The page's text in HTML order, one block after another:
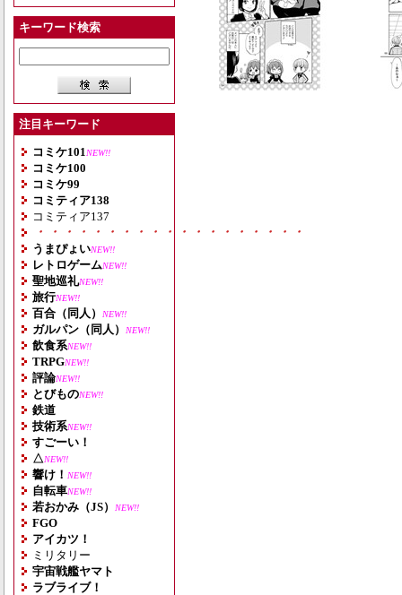
キーワード検索
注目キーワード
コミケ101 NEW!!
コミケ100
コミケ99
コミティア138
コミティア137
・・・・・・・・・・・・・・・・・・・
うまぴょいNEW!!
レトロゲームNEW!!
聖地巡礼NEW!!
旅行NEW!!
百合（同人） NEW!!
ガルパン（同人） NEW!!
飲食系NEW!!
TRPGNEW!!
評論NEW!!
とびものNEW!!
鉄道
技術系NEW!!
すごーい！
△NEW!!
響け！ NEW!!
自転車NEW!!
若おかみ（JS） NEW!!
FGO
アイカツ！
ミリタリー
宇宙戦艦ヤマト
ラブライブ！